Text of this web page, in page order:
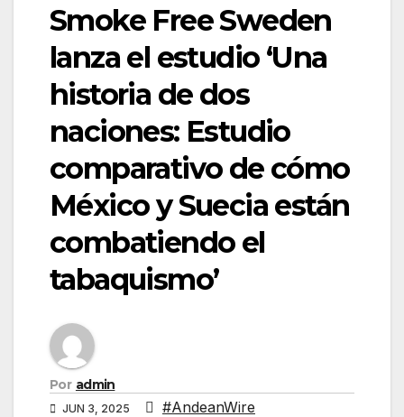
Smoke Free Sweden
lanza el estudio ‘Una
historia de dos
naciones: Estudio
comparativo de cómo
México y Suecia están
combatiendo el
tabaquismo’
Por admin
JUN 3, 2025 #AndeanWire